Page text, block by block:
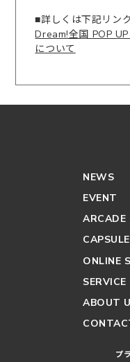
■詳しくは下記リン
Dream!全国 POP
について
NEWS
EVENT
ARCADE
ONLINE
SERVICE
ABOUT
プ